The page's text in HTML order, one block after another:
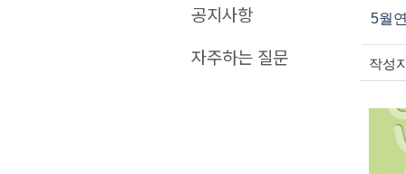
공지사항
자주하는 질문
5월
작성